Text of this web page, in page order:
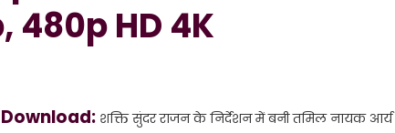
480p HD 4K
Download: शक्ति सुंदर राजन के निर्देशन में बनी तमिल नायक आर्य